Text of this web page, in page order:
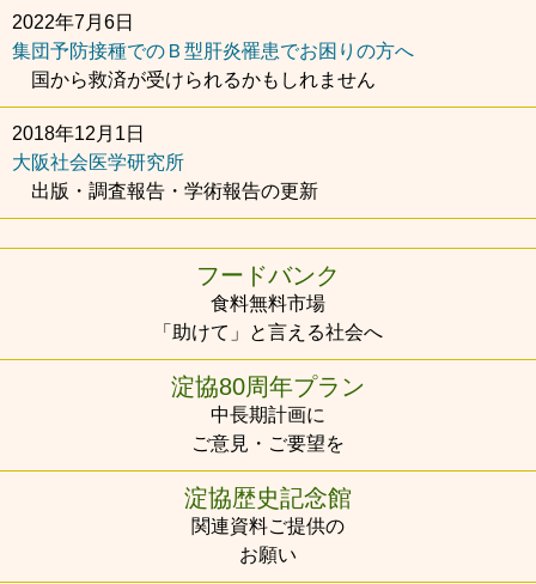
2022年7月6日
集団予防接種でのＢ型肝炎罹患でお困りの方へ
国から救済が受けられるかもしれません
2018年12月1日
大阪社会医学研究所
出版・調査報告・学術報告の更新
フードバンク
食料無料市場
「助けて」と言える社会へ
淀協80周年プラン
中長期計画に
ご意見・ご要望を
淀協歴史記念館
関連資料ご提供の
お願い